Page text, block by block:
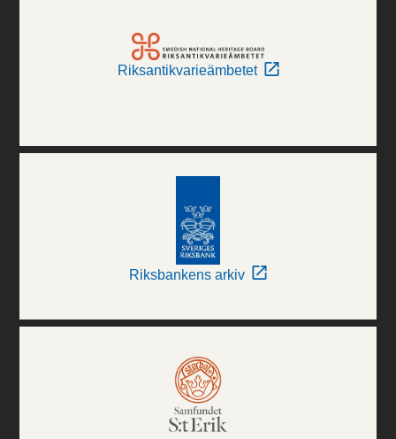
Riksantikvarieämbetet
Riksbankens arkiv